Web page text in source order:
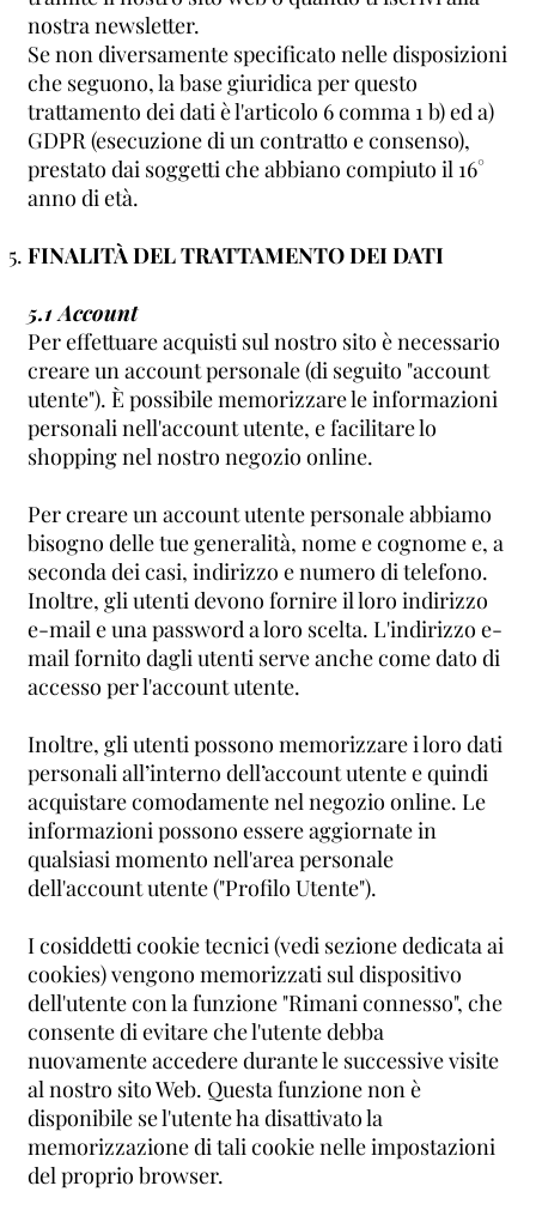
nostra newsletter.
Se non diversamente specificato nelle disposizioni
che seguono, la base giuridica per questo
trattamento dei dati è l'articolo 6 comma 1 b) ed a)
GDPR (esecuzione di un contratto e consenso),
prestato dai soggetti che abbiano compiuto il 16°
anno di età.
FINALITÀ DEL TRATTAMENTO DEI DATI
5.1 Account
Per effettuare acquisti sul nostro sito è necessario
creare un account personale (di seguito "account
utente"). È possibile memorizzare le informazioni
personali nell'account utente, e facilitare lo
shopping nel nostro negozio online.
Per creare un account utente personale abbiamo
bisogno delle tue generalità, nome e cognome e, a
seconda dei casi, indirizzo e numero di telefono.
Inoltre, gli utenti devono fornire il loro indirizzo
e-mail e una password a loro scelta. L'indirizzo e-
mail fornito dagli utenti serve anche come dato di
accesso per l'account utente.
Inoltre, gli utenti possono memorizzare i loro dati
personali all’interno dell’account utente e quindi
acquistare comodamente nel negozio online. Le
informazioni possono essere aggiornate in
qualsiasi momento nell'area personale
dell'account utente ("Profilo Utente").
I cosiddetti cookie tecnici (vedi sezione dedicata ai
cookies) vengono memorizzati sul dispositivo
dell'utente con la funzione "Rimani connesso", che
consente di evitare che l'utente debba
nuovamente accedere durante le successive visite
al nostro sito Web. Questa funzione non è
disponibile se l'utente ha disattivato la
memorizzazione di tali cookie nelle impostazioni
del proprio browser.